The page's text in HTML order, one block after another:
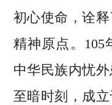
初心使命，诠
精神原点。105
中华民族内忧
至暗时刻，成